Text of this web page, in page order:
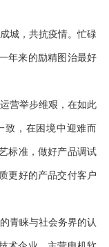
城，共抗疫情。忙碌
年来的励精图治最好
营举步维艰，在如此
致，在困境中迎难而
标准，做好产品调试
更好的产品交付客户
青睐与社会务界的认